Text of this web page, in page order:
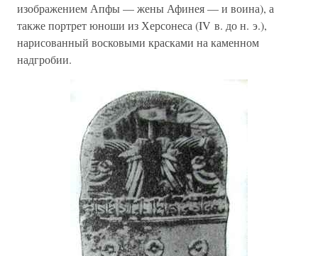
изображением Апфы — жены Афинея — и воина), а
также портрет юноши из Херсонеса (IV в. до н. э.),
нарисованный восковыми красками на каменном
надгробии.